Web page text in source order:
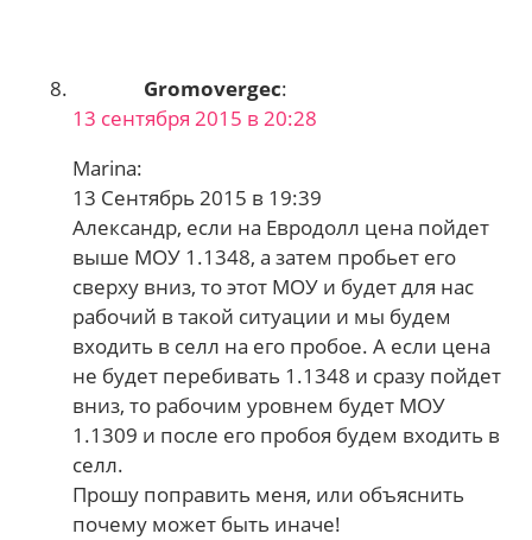
Gromovergec:
13 сентября 2015 в 20:28
Marina:
13 Сентябрь 2015 в 19:39
Александр, если на Евродолл цена пойдет
выше МОУ 1.1348, а затем пробьет его
сверху вниз, то этот МОУ и будет для нас
рабочий в такой ситуации и мы будем
входить в селл на его пробое. А если цена
не будет перебивать 1.1348 и сразу пойдет
вниз, то рабочим уровнем будет МОУ
1.1309 и после его пробоя будем входить в
селл.
Прошу поправить меня, или объяснить
почему может быть иначе!